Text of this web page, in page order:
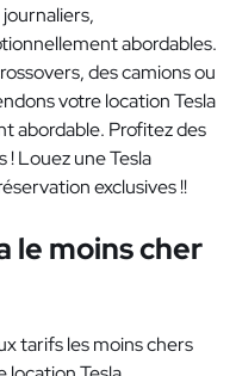
abordables.
des camions ou
votre location Tesla
abordable. Profitez des
! Louez une Tesla
exclusives !!
le moins cher
tarifs les moins chers